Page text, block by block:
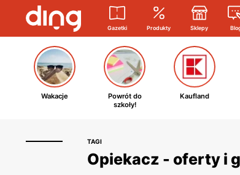
Gazetki Produkty Sklepy
Wakacje
Powrót do
szkoły!
Kaufland
TAGI
Opiekacz - oferty i